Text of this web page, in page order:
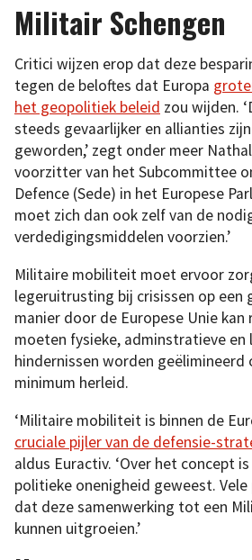
Militair Schengen
Critici wijzen erop dat deze
tegen de beloftes dat Europa
het geopolitiek beleid zou wijden.
steeds gevaarlijker en allianties
geworden,’ zegt onder meer
voorzitter van het Subcommittee
Defence (Sede) in het Europese
moet zich dan ook zelf van de
verdedigingsmiddelen voorzien.’
Militaire mobiliteit moet ervoor
legeruitrusting bij crisissen op een
manier door de Europese Unie kan
moeten fysieke, adminstratieve en
hindernissen worden
minimum herleid.
‘Militaire mobiliteit is binnen de
cruciale pijler van de defensie-
aldus Euractiv. ‘Over het concept
politieke onenigheid geweest.
dat deze samenwerking tot een
kunnen uitgroeien.’